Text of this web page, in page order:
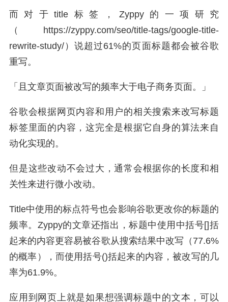
而对于title标签，Zyppy的一项研究
（https://zyppy.com/seo/title-tags/google-title-
rewrite-study/）说超过61%的页面标题都会被谷歌
重写。
「且文章页面被改写的频率大于电子商务页面。」
谷歌会根据网页内容和用户的相关搜索来改写标题
标签里面的内容，这完全是根据它自身的算法来自
动化实现的。
但是这些改动不会过大，通常会根据你的长度和相
关性来进行微小改动。
Title中使用的标点符号也会影响谷歌更改你的标题的
频率。Zyppy的文章还指出，标题中使用中括号[]括
起来的内容更容易被谷歌从搜索结果中改写（77.6%
的概率），而使用括号()括起来的内容，被改写的几
率为61.9%。
应用到网页上就是如果想强调标题中的文本，可以